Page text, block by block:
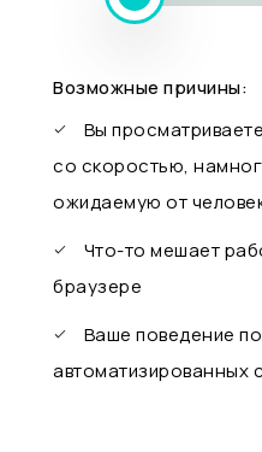
Возможные причины:
Вы
со скоростью,
ожидаемую от
Что-то мешает
браузере
Ваше поведение
автоматизированных